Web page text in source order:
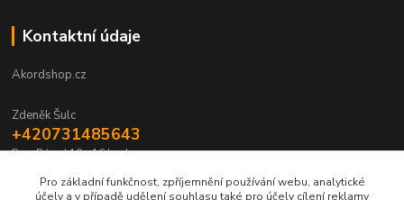
Kontaktní údaje
Akordshop.cz
Zdeněk Šulc
+420731485643
Po - Pá od 10 - 16 hod.
info@akordshop.cz
Pro základní funkčnost, zpříjemnění používání webu, analytické
účely a v případě udělení souhlasu také pro účely cílení reklamy